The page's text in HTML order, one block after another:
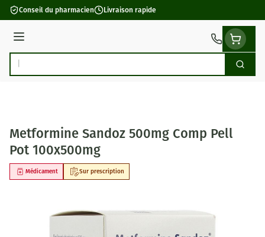
Aller au contenu
Conseil du pharmacien Livraison rapide
Menu
Rechercher
Metformine Sandoz 500mg Comp Pell
Pot 100x500mg
Sur prescription
Médicament